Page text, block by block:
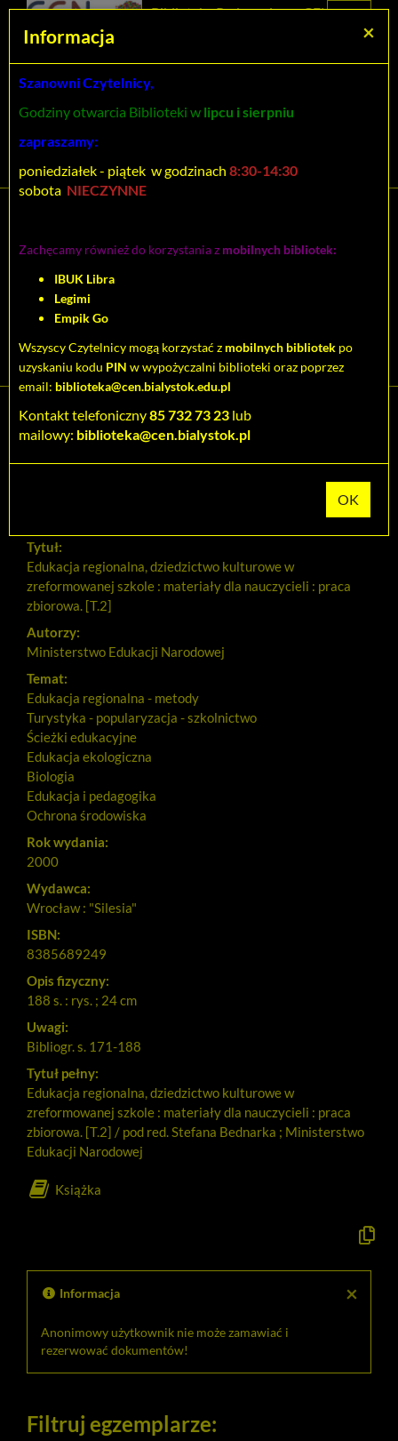
główne
główna
Prolib
główna
Biblioteka Pedagogiczna CEN
Menu
dziedzictwo kulturowe w
zreformowanej szkole :
materiały dla nauczycieli :
praca zbiorowa. [T.2]
Cytuj
Tytuł:
Edukacja regionalna, dziedzictwo kulturowe w
zreformowanej szkole : materiały dla nauczycieli : praca
zbiorowa. [T.2]
Autorzy:
Ministerstwo Edukacji Narodowej
Temat:
Edukacja regionalna - metody
Turystyka - popularyzacja - szkolnictwo
Ścieżki edukacyjne
Edukacja ekologiczna
Biologia
Edukacja i pedagogika
Ochrona środowiska
Rok wydania:
2000
Wydawca:
Wrocław : "Silesia"
ISBN:
8385689249
Opis fizyczny:
188 s. : rys. ; 24 cm
Uwagi:
Bibliogr. s. 171-188
Tytuł pełny:
Edukacja regionalna, dziedzictwo kulturowe w
zreformowanej szkole : materiały dla nauczycieli : praca
zbiorowa. [T.2] / pod red. Stefana Bednarka ; Ministerstwo
Edukacji Narodowej
Książka
Kopiuj
do
×
Informacja
Anonimowy użytkownik nie może zamawiać i
rezerwować dokumentów!
Filtruj egzemplarze:
×
Informacja
Szanowni Czytelnicy,
Godziny otwarcia Biblioteki w lipcu i sierpniu
zapraszamy:
poniedziałek - piątek w godzinach 8:30-14:30
sobota NIECZYNNE
Zachęcamy również do korzystania z mobilnych bibliotek:
IBUK Libra
Legimi
Empik Go
Wszyscy Czytelnicy mogą korzystać z mobilnych bibliotek po
uzyskaniu kodu PIN w wypożyczalni biblioteki oraz poprzez
email: biblioteka@cen.bialystok.edu.pl
Kontakt telefoniczny85 732 73 23 lub
mailowy: biblioteka@cen.bialystok.pl